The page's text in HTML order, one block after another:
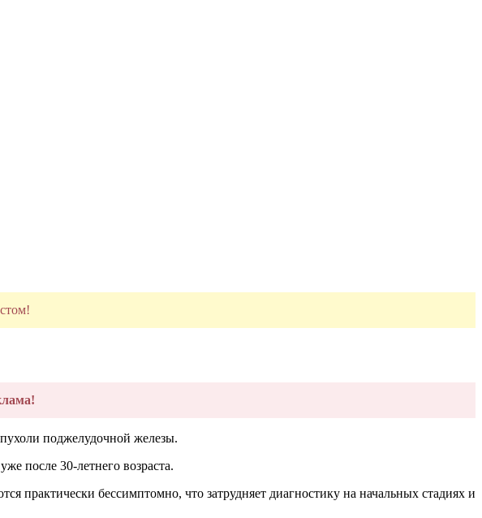
поджелудочной железы.
после 30-летнего возраста.
практически бессимптомно, что затрудняет диагностику на начальных стадиях и